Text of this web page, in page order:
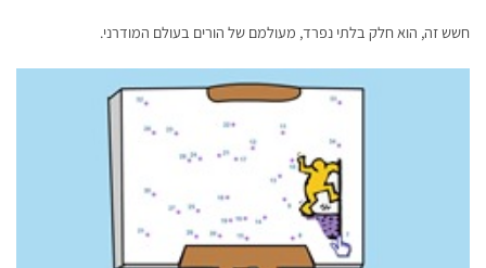
חשש זה, הוא חלק בלתי נפרד, מעולמם של הורים בעולם המודרני.